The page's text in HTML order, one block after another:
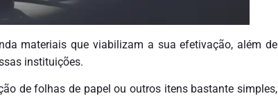
materiais que viabilizam a sua efetivação, além de
instituições.
de folhas de papel ou outros itens bastante simples,